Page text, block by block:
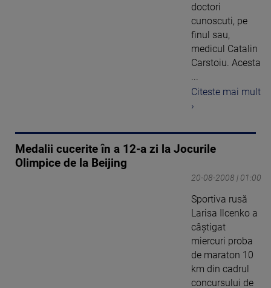
doctori
cunoscuti, pe
finul sau,
medicul Catalin
Carstoiu. Acesta
...
Citeste mai mult
›
Medalii cucerite în a 12-a zi la Jocurile
Olimpice de la Beijing
20-08-2008 | 01:00
Sportiva rusă
Larisa Ilcenko a
câştigat
miercuri proba
de maraton 10
km din cadrul
concursului de